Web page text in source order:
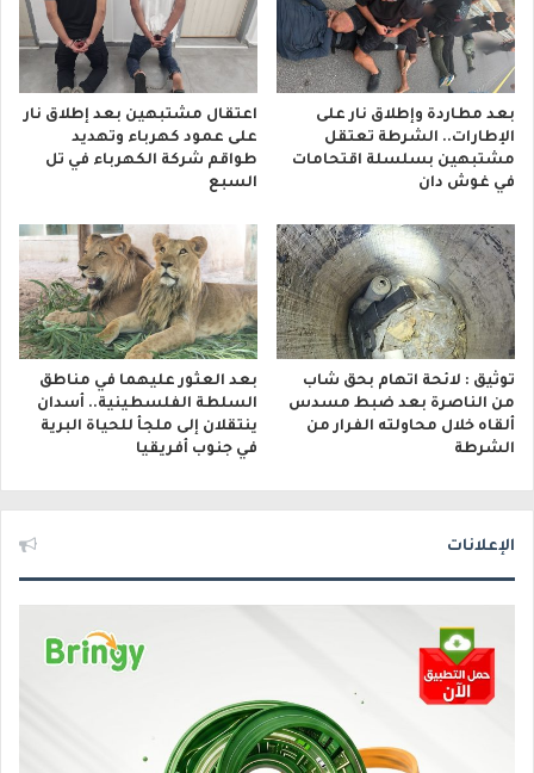
بعد مطاردة وإطلاق نار على
الإطارات.. الشرطة تعتقل
مشتبهين بسلسلة اقتحامات
في غوش دان
اعتقال مشتبهين بعد إطلاق نار
على عمود كهرباء وتهديد
طواقم شركة الكهرباء في تل
السبع
توثيق : لائحة اتهام بحق شاب
من الناصرة بعد ضبط مسدس
ألقاه خلال محاولته الفرار من
الشرطة
بعد العثور عليهما في مناطق
السلطة الفلسطينية.. أسدان
ينتقلان إلى ملجأ للحياة البرية
في جنوب أفريقيا
الإعلانات